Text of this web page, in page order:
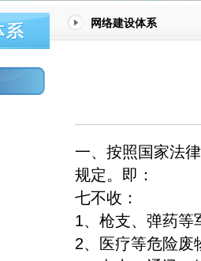
网络建设体系
一、按照国家法
规定。即：
七不收：
1、枪支、弹药等
2、医疗等危险废